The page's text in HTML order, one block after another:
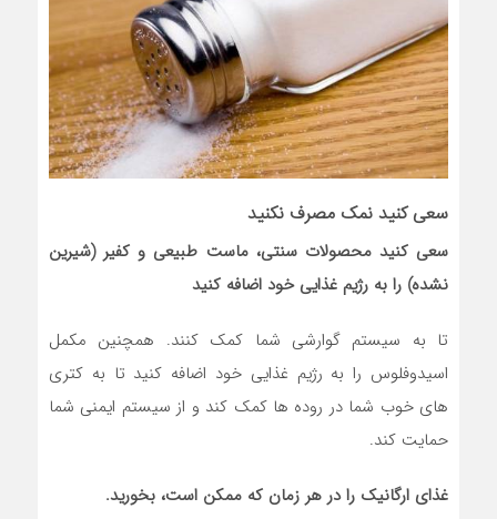
سعی کنید نمک مصرف نکنید
سعی کنید محصولات سنتی، ماست طبیعی و کفیر (شیرین
نشده) را به رژیم غذایی خود اضافه کنید
تا به سیستم گوارشی شما کمک کنند. همچنین مکمل
اسیدوفلوس را به رژیم غذایی خود اضافه کنید تا به کتری
های خوب شما در روده ها کمک کند و از سیستم ایمنی شما
حمایت کند.
غذای ارگانیک را در هر زمان که ممکن است، بخورید.